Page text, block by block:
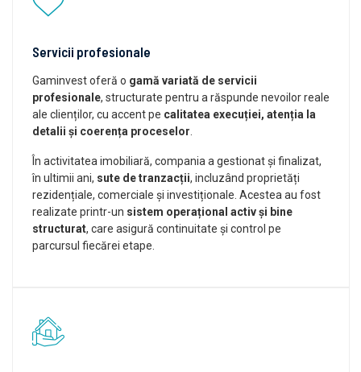
Servicii profesionale
Gaminvest oferă o gamă variată de servicii
profesionale, structurate pentru a răspunde nevoilor reale
ale clienților, cu accent pe calitatea execuției, atenția la
detalii și coerența proceselor
În activitatea imobiliară, compania a gestionat și finalizat,
în ultimii ani, sute de tranzacții, incluzând proprietăți
rezidențiale, comerciale și investiționale. Acestea au fost
realizate printr-un sistem operațional activ și bine
structurat, care asigură continuitate și control pe
parcursul fiecărei etape.